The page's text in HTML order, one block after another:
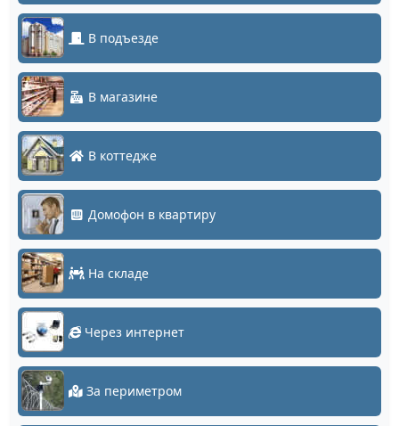
В подъезде
В магазине
В коттедже
Домофон в квартиру
На складе
Через интернет
За периметром